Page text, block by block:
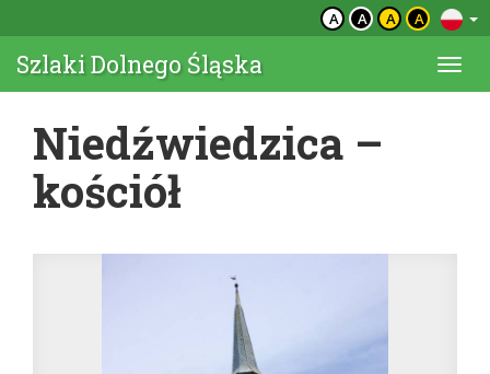
A A A A
Szlaki Dolnego Śląska
Niedźwiedzica –
kościół